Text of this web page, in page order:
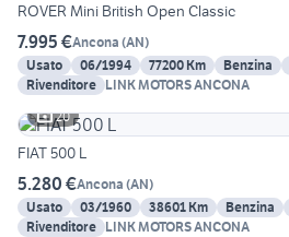
ROVER Mini British Open Classic
7.995 €Ancona (AN)
Usato
06/1994 77200 Km Benzina
Rivenditore LINK MOTORS ANCONA
20
FIAT 500 L
5.280 €Ancona (AN)
Usato
03/1960 38601 Km Benzina
Rivenditore LINK MOTORS ANCONA